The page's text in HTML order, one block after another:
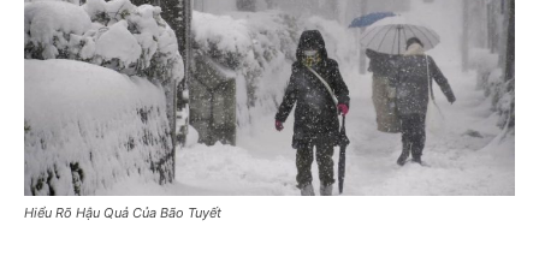
Hiểu Rõ Hậu Quả Của Bão Tuyết